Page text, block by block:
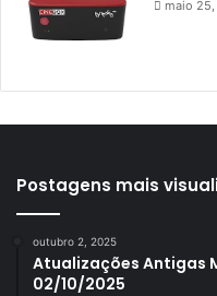
Azamerica
Azamerica
Azamerica
maio
Postagens mais
outubro 2, 2025
Atualizações Antigas
02/10/2025